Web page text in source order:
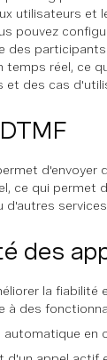
utilisateurs et
pouvez
des
temps réel, ce
et des cas
d'envoyer
ce qui permet
d'autres
des
la fiabilité
à des
automatique en